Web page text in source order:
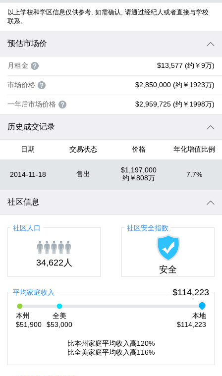
以上学校和学区信息仅供参考, 如需确认, 请通过经纪人或者直接与学校
联系。
预估市场价
月租金 $13,577 (约￥9万)
市场价格 $2,850,000 (约￥1923万)
一年后市场价格 $2,959,725 (约￥1998万)
历史成交记录
日期 交易状态 价格 年化增值比例
2014-11-18 售出
$1,197,000
约 ￥808万 7.7%
社区信息
社区人口
34,622人
社区安全指数
安全
平均家庭收入 $114,223
本州
$51,900
全美
$53,000
本地
$114,223
比本州家庭平均收入高120%
比全美家庭平均收入高116%